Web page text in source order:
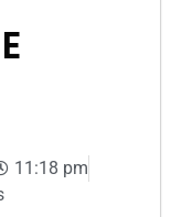
11:18 pm